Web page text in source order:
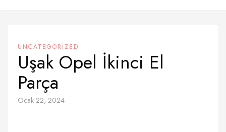
UNCATEGORIZED
Uşak Opel İkinci El
Parça
Ocak 22, 2024